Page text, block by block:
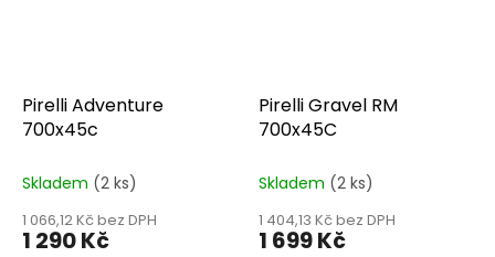
Pirelli Adventure
700x45c
Skladem (2 ks)
1 066,12 Kč bez DPH
1 290 Kč
Pirelli Gravel RM
700x45C
Skladem (2 ks)
1 404,13 Kč bez DPH
1 699 Kč